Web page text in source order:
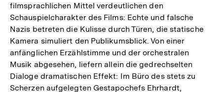
filmsprachlichen Mittel verdeutlichen den
Schauspielcharakter des Films: Echte und falsche
Nazis betreten die Kulisse durch Türen, die statische
Kamera simuliert den Publikumsblick. Von einer
anfänglichen Erzählstimme und der orchestralen
Musik abgesehen, liefern allein die gedrechselten
Dialoge dramatischen Effekt: Im Büro des stets zu
Scherzen aufgelegten Gestapochefs Ehrhardt,